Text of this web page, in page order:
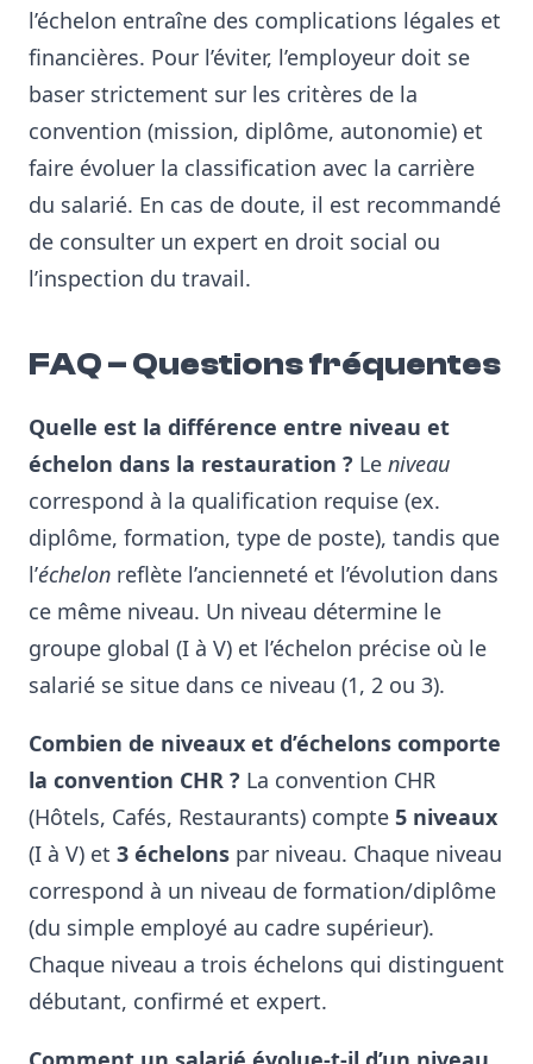
l’échelon entraîne des complications légales et
financières. Pour l’éviter, l’employeur doit se
baser strictement sur les critères de la
convention (mission, diplôme, autonomie) et
faire évoluer la classification avec la carrière
du salarié. En cas de doute, il est recommandé
de consulter un expert en droit social ou
l’inspection du travail.
FAQ – Questions fréquentes
Quelle est la différence entre niveau et
échelon dans la restauration ? Le niveau
correspond à la qualification requise (ex.
diplôme, formation, type de poste), tandis que
l’échelon reflète l’ancienneté et l’évolution dans
ce même niveau. Un niveau détermine le
groupe global (I à V) et l’échelon précise où le
salarié se situe dans ce niveau (1, 2 ou 3).
Combien de niveaux et d’échelons comporte
la convention CHR ? La convention CHR
(Hôtels, Cafés, Restaurants) compte 5 niveaux
(I à V) et 3 échelons par niveau. Chaque niveau
correspond à un niveau de formation/diplôme
(du simple employé au cadre supérieur).
Chaque niveau a trois échelons qui distinguent
débutant, confirmé et expert.